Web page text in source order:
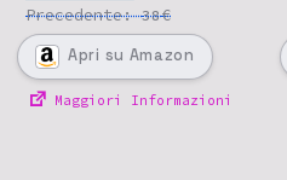
Precedente:38€
Apri su Amazon
Maggiori Informazioni